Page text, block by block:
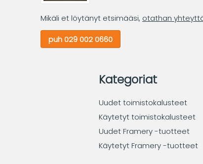
Mikäli et löytänyt etsimääsi, otathan
puh 029 002 0660
Kategoriat
Uudet toimistokalusteet
Käytetyt toimistokalusteet
Uudet Framery -tuotteet
Käytetyt Framery -tuotteet